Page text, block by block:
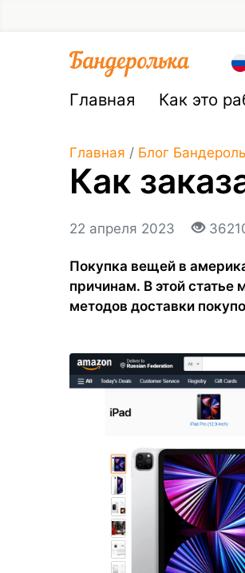
Главная Как это
Главная / Блог
Как
22 апреля 2023
Покупка вещей в
причинам. В этой
методов доставки